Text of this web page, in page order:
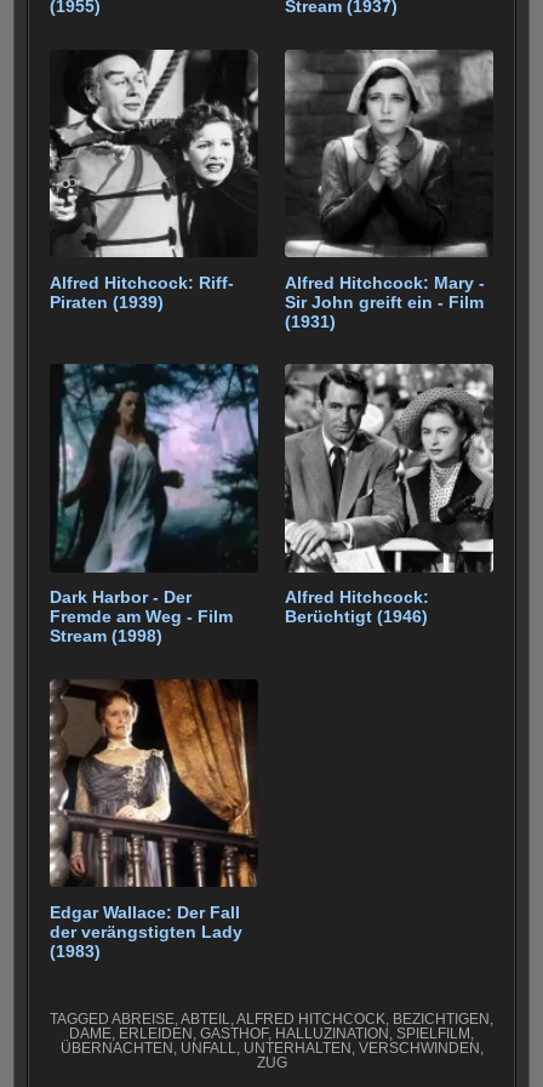
(1955)
Stream (1937)
Alfred Hitchcock: Riff-
Piraten (1939)
Alfred Hitchcock: Mary -
Sir John greift ein - Film
(1931)
Dark Harbor - Der
Fremde am Weg - Film
Stream (1998)
Alfred Hitchcock:
Berüchtigt (1946)
Edgar Wallace: Der Fall
der verängstigten Lady
(1983)
TAGGED ABREISE,ABTEIL,ALFRED HITCHCOCK, BEZICHTIGEN ,
DAME, ERLEIDEN , GASTHOF, HALLUZINATION , SPIELFILM ,
ÜBERNACHTEN , UNFALL, UNTERHALTEN , VERSCHWINDEN ,
ZUG